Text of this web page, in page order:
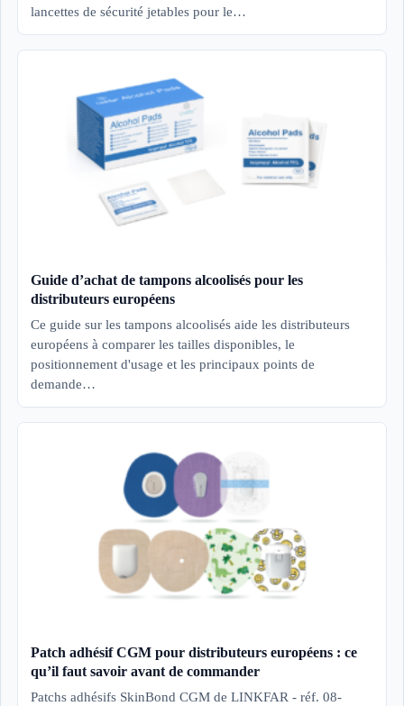
lancettes de sécurité jetables pour le…
Guide d’achat de tampons alcoolisés pour les
distributeurs européens
Ce guide sur les tampons alcoolisés aide les distributeurs
européens à comparer les tailles disponibles, le
positionnement d'usage et les principaux points de
demande…
Patch adhésif CGM pour distributeurs européens : ce
qu’il faut savoir avant de commander
Patchs adhésifs SkinBond CGM de LINKFAR - réf. 08-